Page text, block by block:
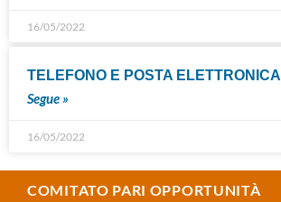
16/05/2022
TELEFONO E POSTA ELETTRONICA
Segue »
16/05/2022
COMITATO PARI OPPORTUNITÀ